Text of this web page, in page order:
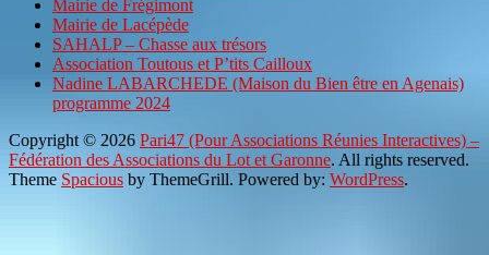
Mairie de Frégimont
Mairie de Lacépède
SAHALP – Chasse aux trésors
Association Toutous et P’tits Cailloux
Nadine LABARCHEDE (Maison du Bien être en Agenais)
programme 2024
Copyright © 2026 Pari47 (Pour Associations Réunies Interactives) –
Fédération des Associations du Lot et Garonne. All rights reserved.
Theme Spacious by ThemeGrill. Powered by: WordPress.